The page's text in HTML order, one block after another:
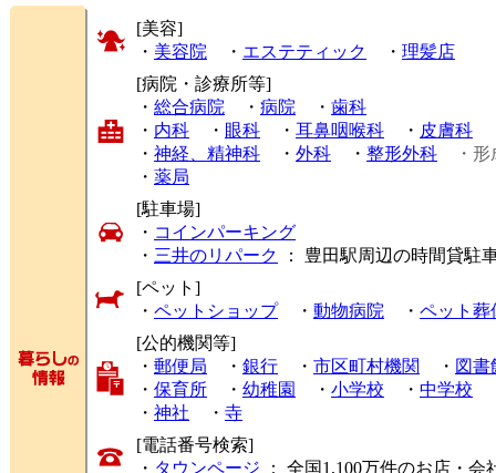
[美容]
・ 美容院 ・ エステティック ・ 理髪店
[病院・診療所等]
・ 総合病院 ・ 病院 ・ 歯科
・ 内科 ・ 眼科 ・ 耳鼻咽喉科 ・ 皮膚科
・ 神経、精神科 ・ 外科 ・ 整形外科
・
・ 薬局
[駐車場]
・ コインパーキング
・ 三井のリパーク
： 豊田駅周辺の時間貸駐
[ペット]
・ ペットショップ・ 動物病院 ・ ペット葬
[公的機関等]
・ 郵便局 ・ 銀行 ・ 市区町村機関 ・ 図書
・ 保育所 ・ 幼稚園 ・ 小学校 ・ 中学校
・ 神社 ・ 寺
[電話番号検索]
・ タウンページ ： 全国1,100万件のお店・